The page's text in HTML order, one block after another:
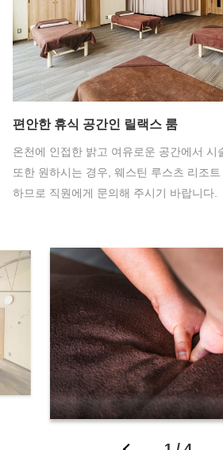
편안한 휴식 공간인 릴랙스 룸
온천에 인접한 밝고 여유로운 공간에서 시
또한 원하시는 경우, 웨스틴 루스츠 리조
하므로 직원에게 문의해 주시기 바랍니다.